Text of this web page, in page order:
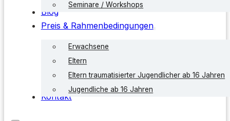
Seminare / Workshops
Blog
Preis & Rahmenbedingungen
Erwachsene
Eltern
Eltern traumatisierter Jugendlicher ab 16 Jahren
Jugendliche ab 16 Jahren
Kontakt